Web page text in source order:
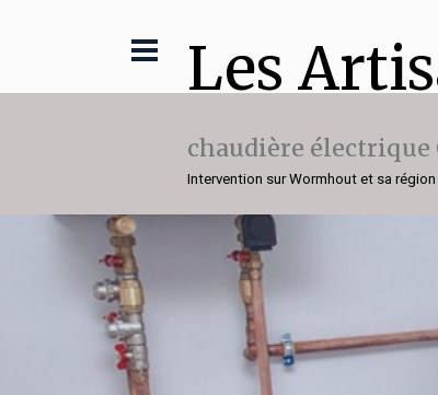
Les
chaudière électrique
Intervention sur Wormhout et sa région